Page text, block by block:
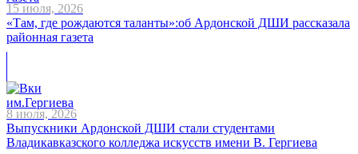
15 июля, 2026
«Там, где рождаются таланты»:об Ардонской ДШИ рассказала
районная газета
8 июля, 2026
Выпускники Ардонской ДШИ стали студентами
Владикавказского колледжа искусств имени В. Гергиева